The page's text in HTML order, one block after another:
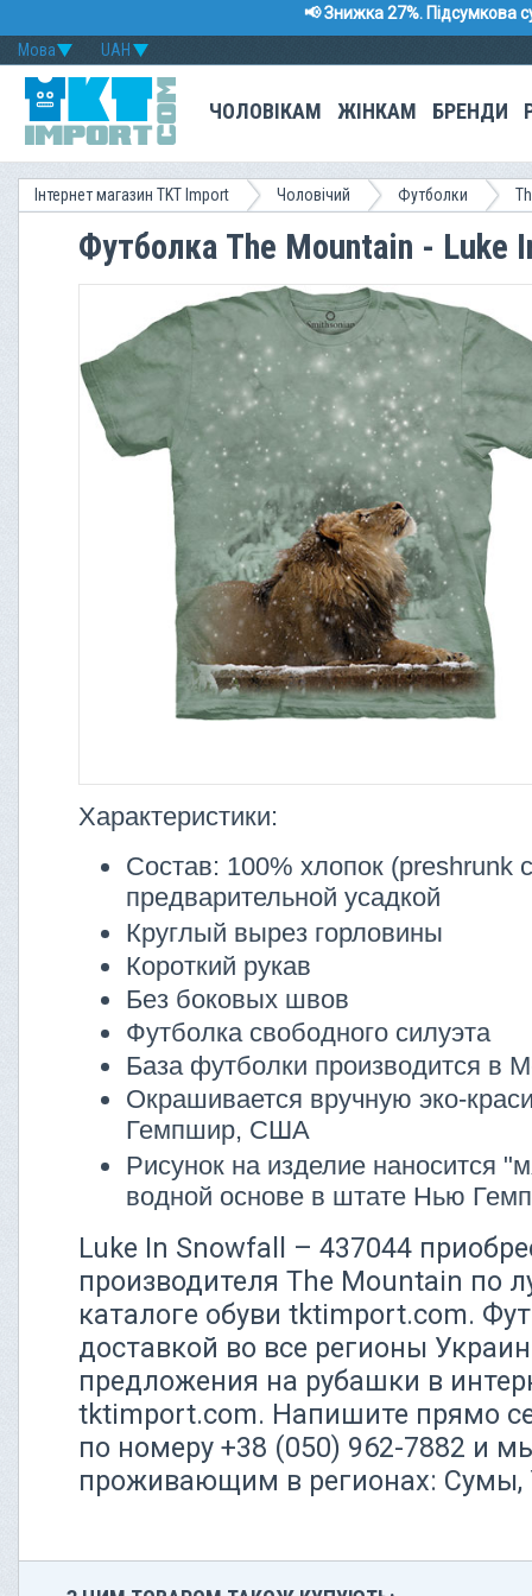
📢 Знижка 27%. Підсумкова
UAH
Мова
ЧОЛОВІКАМ ЖІНКАМ БРЕНДИ
Інтернет магазин TKT Import Чоловічий Футболки
Футболка The Mountain - Luke
Характеристики:
Состав: 100% хлопок (preshrunk
предварительной усадкой
Круглый вырез горловины
Короткий рукав
Без боковых швов
Футболка свободного силуэта
База футболки производится в
Окрашивается вручную эко-
Гемпшир, США
Рисунок на изделие наносится
водной основе в штате Нью
Luke In Snowfall – 437044
производителя The Mountain по
каталоге обуви tktimport.com.
доставкой во все регионы
предложения на рубашки в
tktimport.com. Напишите прямо
по номеру +38 (050) 962-7882 и
проживающим в регионах: Сумы,